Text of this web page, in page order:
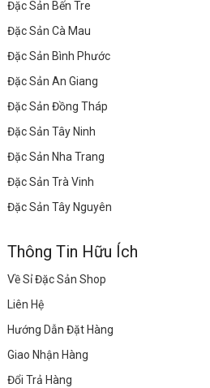
Đặc Sản Bến Tre
Đặc Sản Cà Mau
Đặc Sản Bình Phước
Đặc Sản An Giang
Đặc Sản Đồng Tháp
Đặc Sản Tây Ninh
Đặc Sản Nha Trang
Đặc Sản Trà Vinh
Đặc Sản Tây Nguyên
Thông Tin Hữu Ích
Về Sỉ Đặc Sản Shop
Liên Hệ
Hướng Dẫn Đặt Hàng
Giao Nhận Hàng
Đổi Trả Hàng